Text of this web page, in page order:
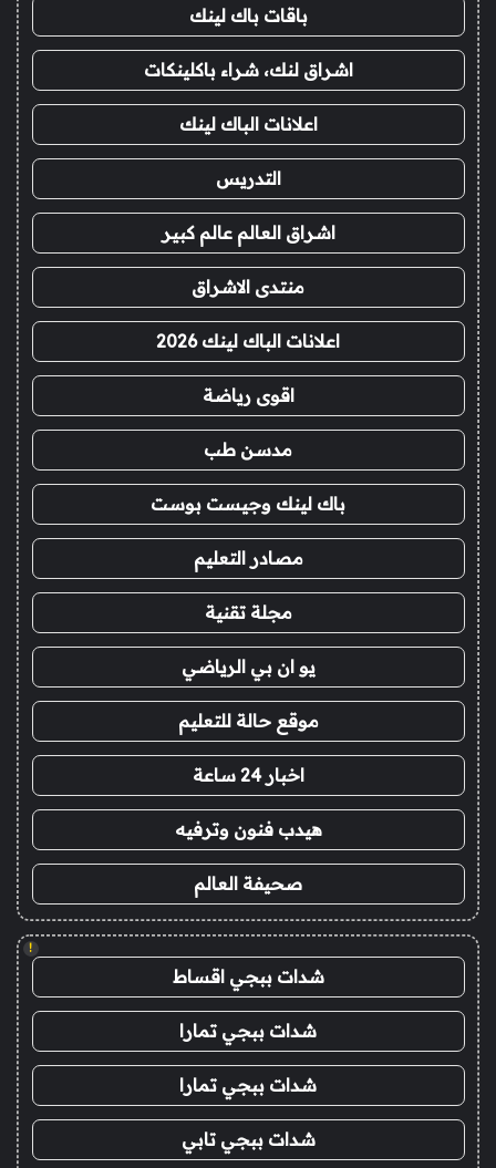
باقات باك لينك
اشراق لنك، شراء باكلينكات
اعلانات الباك لينك
التدريس
اشراق العالم عالم كبير
منتدى الاشراق
اعلانات الباك لينك 2026
اقوى رياضة
مدسن طب
باك لينك وجيست بوست
مصادر التعليم
مجلة تقنية
يو ان بي الرياضي
موقع حالة للتعليم
اخبار 24 ساعة
هيدب فنون وترفيه
صحيفة العالم
!
شدات ببجي اقساط
شدات ببجي تمارا
شدات ببجي تمارا
شدات ببجي تابي